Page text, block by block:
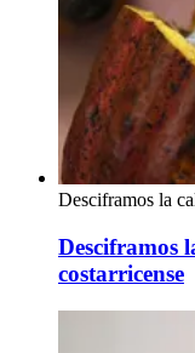
Desciframos la
Desciframos
costarricense